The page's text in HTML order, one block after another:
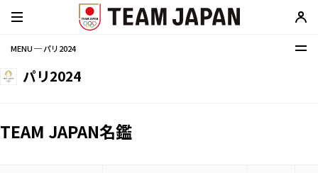
MENU ─ パリ2024
パリ2024
TEAM JAPAN名鑑